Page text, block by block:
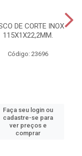
DE CORTE INOX
115X1X22,2MM.
Código: 23696
Faça seu login ou
cadastre-se para
ver preços e
comprar